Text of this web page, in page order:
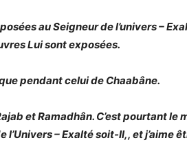
au Seigneur de l’univers –
Lui sont exposées.
pendant celui de Chaabâne.
et Ramadhân. C’est pourtant le
– Exalté soit-Il,, et j’aime